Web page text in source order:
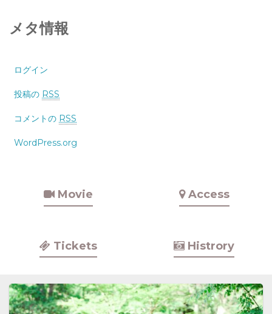
メタ情報
ログイン
投稿の RSS
コメントの RSS
WordPress.org
Movie Access
Tickets Histrory